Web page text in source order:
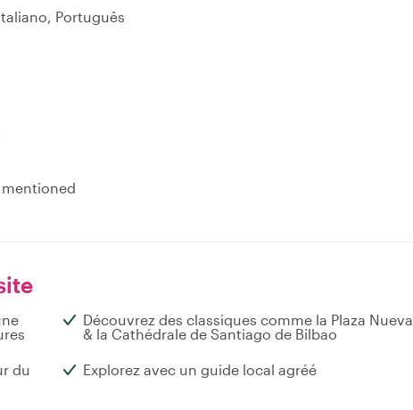
Português
Découvrez des classiques comme la Plaza Nueva
& la Cathédrale de Santiago de Bilbao
du
Explorez avec un guide local agréé